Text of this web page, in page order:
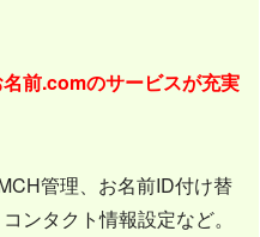
前.comのサービスが充実
管理、お名前ID付け替
ンタクト情報設定など。